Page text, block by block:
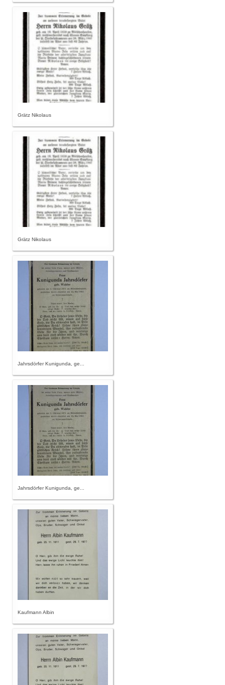
Grätz Nikolaus
Grätz Nikolaus
Jahrsdörfer Kunigunda, ge...
Jahrsdörfer Kunigunda, ge...
Kaufmann Albin